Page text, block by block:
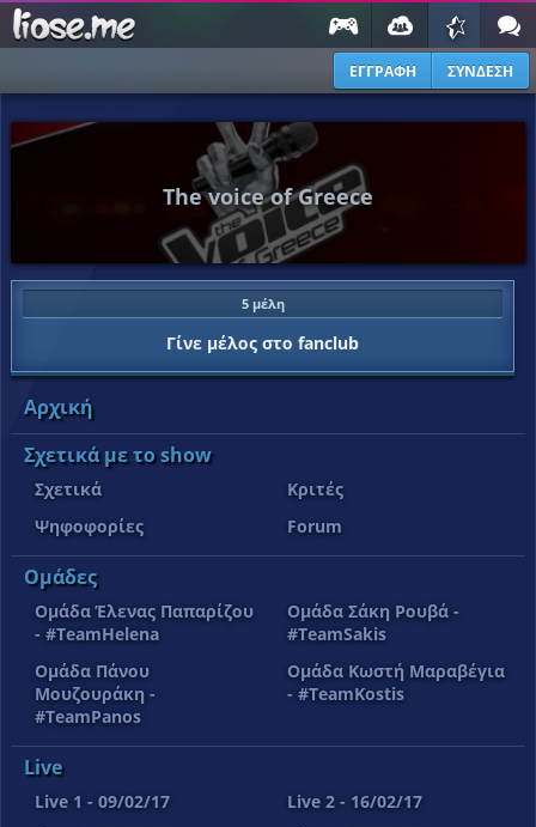
ΕΓΓΡΑΦΗ ΣΥΝΔΕΣΗ
The voice of Greece
5 μέλη
Γίνε μέλος στο fanclub
Αρχική
Σχετικά με το show
Σχετικά
Κριτές
Ψηφοφορίες
Forum
Ομάδες
Ομάδα Έλενας Παπαρίζου
- #TeamHelena
Ομάδα Σάκη Ρουβά -
#TeamSakis
Ομάδα Πάνου
Μουζουράκη -
#TeamPanos
Ομάδα Κωστή Μαραβέγια
- #TeamKostis
Live
Live 1 - 09/02/17
Live 2 - 16/02/17